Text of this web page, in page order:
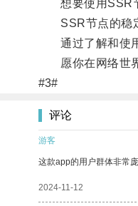
想要使用SSR节
SSR节点的稳定
通过了解和使用
愿你在网络世界
#3#
评论
游客
这款app的用户群体非常
2024-11-12